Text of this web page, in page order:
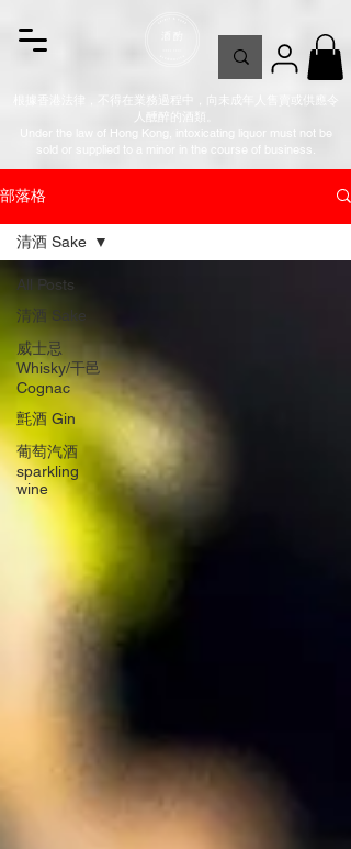
根據香港法律，不得在業務過程中，向未成年人售賣或供應令
人醺醉的酒類。
Under the law of Hong Kong, intoxicating liquor must not be
sold or supplied to a minor in the course of business.
部落格
All Posts
清酒 Sake
威士忌
Whisky/干邑
Cognac
氈酒 Gin
葡萄汽酒
sparkling
wine
清酒 Sake